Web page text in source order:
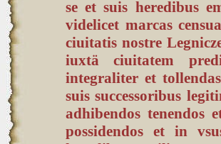
se et suis heredibus
videlicet marcas
ciuitatis nostre
iuxtä ciuitatem
integraliter et
suis successoribus
adhibendos tenendos
possidendos et in